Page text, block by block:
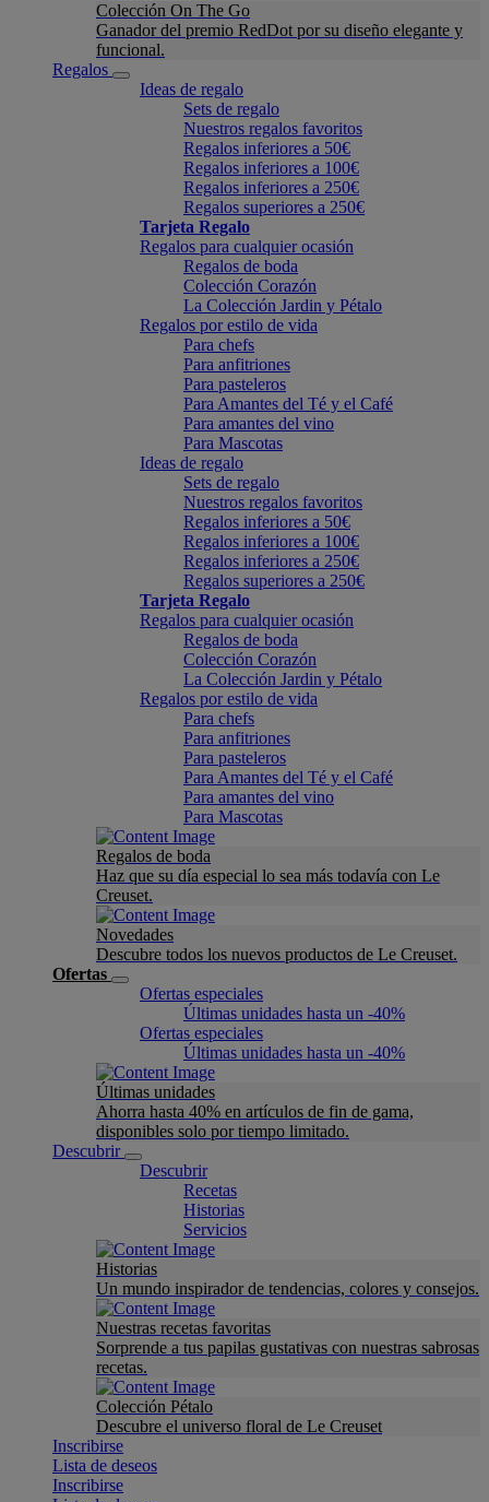
Colección On The Go
Ganador del premio RedDot por su diseño elegante y
funcional.
Regalos
Ideas de regalo
Sets de regalo
Nuestros regalos favoritos
Regalos inferiores a 50€
Regalos inferiores a 100€
Regalos inferiores a 250€
Regalos superiores a 250€
Tarjeta Regalo
Regalos para cualquier ocasión
Regalos de boda
Colección Corazón
La Colección Jardin y Pétalo
Regalos por estilo de vida
Para chefs
Para anfitriones
Para pasteleros
Para Amantes del Té y el Café
Para amantes del vino
Para Mascotas
Ideas de regalo
Sets de regalo
Nuestros regalos favoritos
Regalos inferiores a 50€
Regalos inferiores a 100€
Regalos inferiores a 250€
Regalos superiores a 250€
Tarjeta Regalo
Regalos para cualquier ocasión
Regalos de boda
Colección Corazón
La Colección Jardin y Pétalo
Regalos por estilo de vida
Para chefs
Para anfitriones
Para pasteleros
Para Amantes del Té y el Café
Para amantes del vino
Para Mascotas
Regalos de boda
Haz que su día especial lo sea más todavía con Le
Creuset.
Novedades
Descubre todos los nuevos productos de Le Creuset.
Ofertas
Ofertas especiales
Últimas unidades hasta un -40%
Ofertas especiales
Últimas unidades hasta un -40%
Últimas unidades
Ahorra hasta 40% en artículos de fin de gama,
disponibles solo por tiempo limitado.
Descubrir
Descubrir
Recetas
Historias
Servicios
Historias
Un mundo inspirador de tendencias, colores y consejos.
Nuestras recetas favoritas
Sorprende a tus papilas gustativas con nuestras sabrosas
recetas.
Colección Pétalo
Descubre el universo floral de Le Creuset
Inscribirse
Lista de deseos
Inscribirse